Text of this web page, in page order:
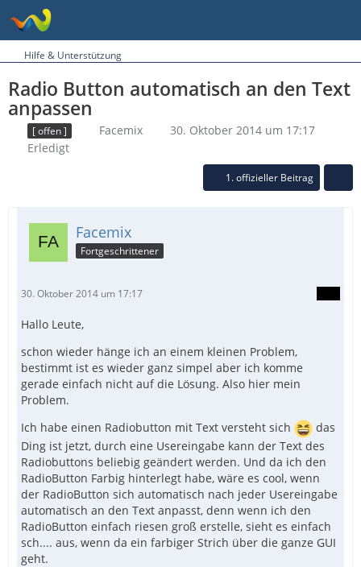
Hilfe & Unterstützung
Radio Button automatisch an den Text
anpassen
[ offen ] Facemix
30. Oktober 2014 um 17:17
Erledigt
1. offizieller Beitrag
Facemix
Fortgeschrittener
30. Oktober 2014 um 17:17
Hallo Leute,
schon wieder hänge ich an einem kleinen Problem,
bestimmt ist es wieder ganz simpel aber ich komme
gerade einfach nicht auf die Lösung. Also hier mein
Problem.
Ich habe einen Radiobutton mit Text versteht sich
das
Ding ist jetzt, durch eine Usereingabe kann der Text des
Radiobuttons beliebig geändert werden. Und da ich den
RadioButton Farbig hinterlegt habe, wäre es cool, wenn
der RadioButton sich automatisch nach jeder Usereingabe
automatisch an den Text anpasst, denn wenn ich den
RadioButton einfach riesen groß erstelle, sieht es einfach
sch.... aus, wenn da ein farbiger Strich über die ganze GUI
geht.